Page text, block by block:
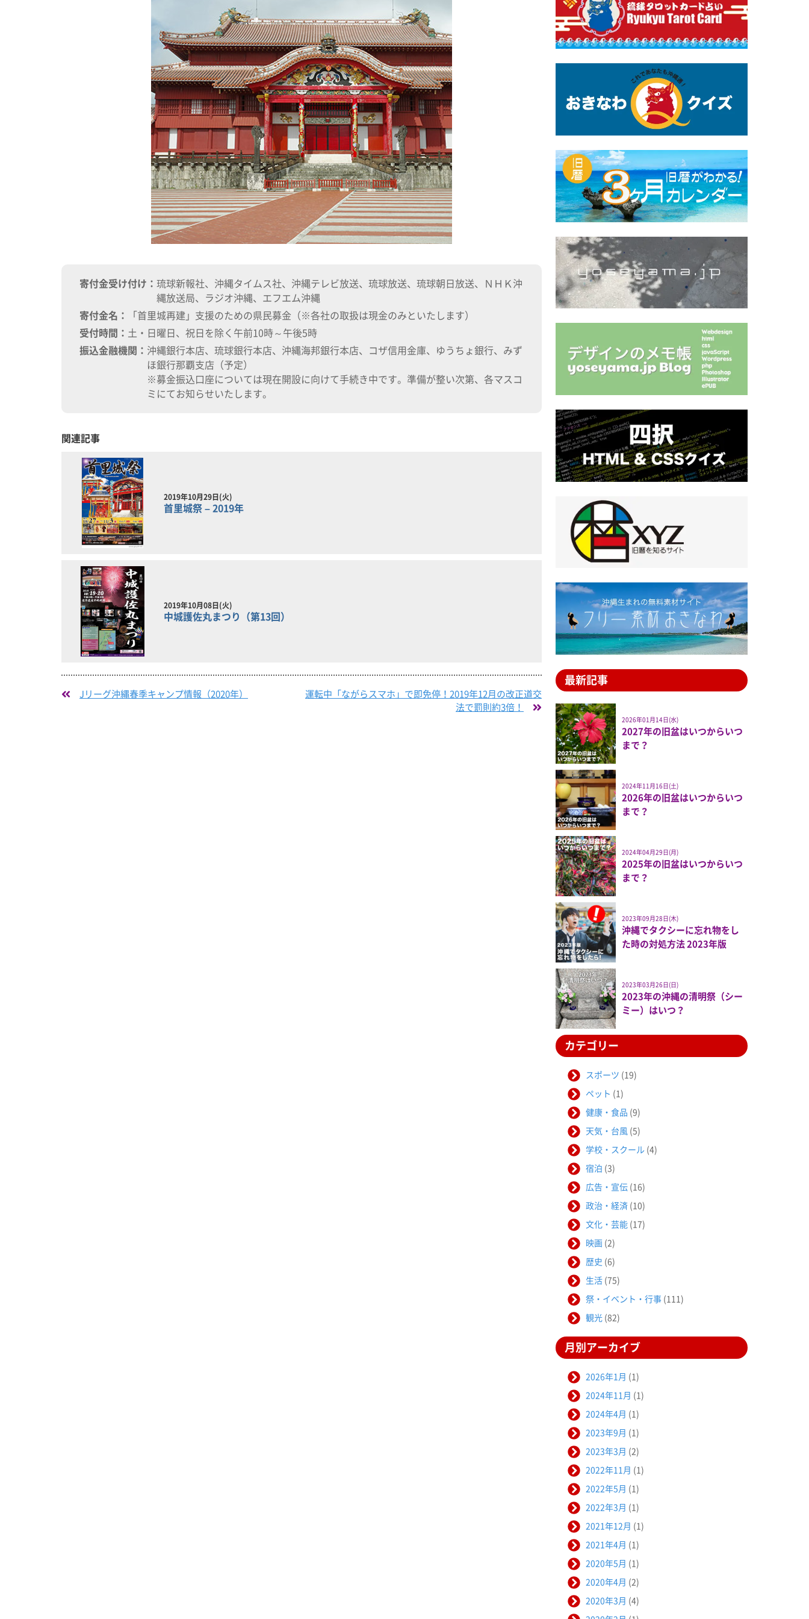
寄付金受け付け： 琉球新報社、沖縄タイムス社、沖縄テレビ放送、琉球放送、琉球朝日放送、ＮＨＫ沖
縄放送局、ラジオ沖縄、エフエム沖縄
寄付金名：
「首里城再建」支援のための県民募金（※各社の取扱は現金のみといたします）
受付時間： 土・日曜日、祝日を除く午前10時～午後5時
振込金融機関： 沖縄銀行本店、琉球銀行本店、沖縄海邦銀行本店、コザ信用金庫、ゆうちょ銀行、みず
ほ銀行那覇支店（予定）
※募金振込口座については現在開設に向けて手続き中です。準備が整い次第、各マスコ
ミにてお知らせいたします。
関連記事
2019年10月29日(火)
首里城祭 – 2019年
2019年10月08日(火)
中城護佐丸まつり（第13回）
Jリーグ沖縄春季キャンプ情報（2020年）
運転中「ながらスマホ」で即免停！2019年12月の改正道交
法で罰則約3倍！
最新記事
2026年01月14日(水)
2027年の旧盆はいつからいつ
まで？
2024年11月16日(土)
2026年の旧盆はいつからいつ
まで？
2024年04月29日(月)
2025年の旧盆はいつからいつ
まで？
2023年09月28日(木)
沖縄でタクシーに忘れ物をし
た時の対処方法 2023年版
2023年03月26日(日)
2023年の沖縄の清明祭（シー
ミー）はいつ？
カテゴリー
スポーツ (19)
ペット (1)
健康・食品 (9)
天気・台風 (5)
学校・スクール(4)
宿泊 (3)
広告・宣伝(16)
政治・経済(10)
文化・芸能(17)
映画 (2)
歴史 (6)
生活(75)
祭・イベント・行事(111)
観光(82)
月別アーカイブ
2026年1月 (1)
2024年11月 (1)
2024年4月 (1)
2023年9月 (1)
2023年3月 (2)
2022年11月 (1)
2022年5月 (1)
2022年3月 (1)
2021年12月 (1)
2021年4月 (1)
2020年5月 (1)
2020年4月 (2)
2020年3月 (4)